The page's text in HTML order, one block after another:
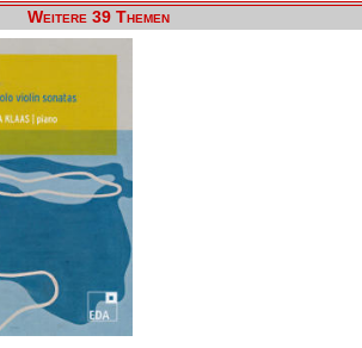
Weitere 39 Themen